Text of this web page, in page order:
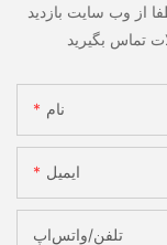
از وب سایت بازدید
نام
ایمیل
تلفن/واتس‌اپ